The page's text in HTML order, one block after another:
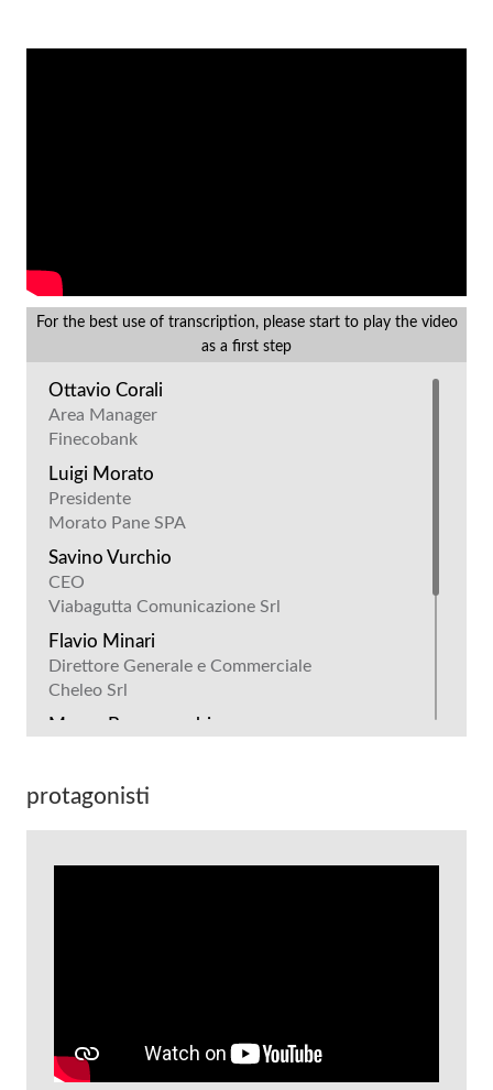
For the best use of transcription, please start to play the video
as a first step
Ottavio Corali
Area Manager
Finecobank
Luigi Morato
Presidente
Morato Pane SPA
Savino Vurchio
CEO
Viabagutta Comunicazione Srl
Flavio Minari
Direttore Generale e Commerciale
Cheleo Srl
Mauro Bergamaschi
Sandro Tartari
Imprenditore
Editorial & Communication Director
protagonisti